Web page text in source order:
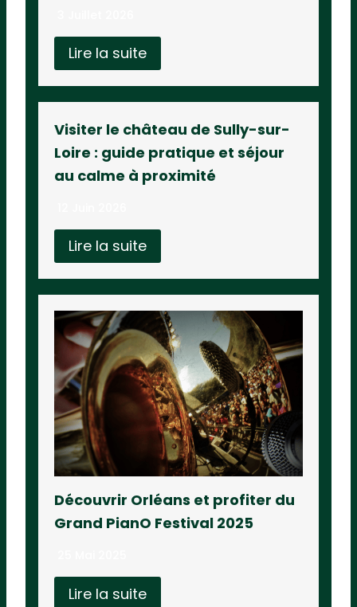
Lire la suite
Visiter le château de Sully-sur-
Loire : guide pratique et séjour
au calme à proximité
Lire la suite
Découvrir Orléans et profiter du
Grand PianO Festival 2025
Lire la suite